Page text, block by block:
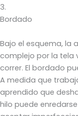
3.
Bordado
Bajo el esquema, la
complejo por la tela
correr. El bordado
A medida que
aprendido que
hilo puede